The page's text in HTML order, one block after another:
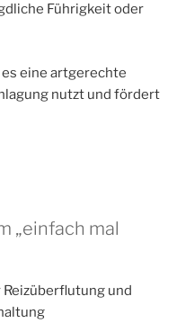
Führigkeit oder
eine artgerechte
nutzt und fördert
„einfach mal
und